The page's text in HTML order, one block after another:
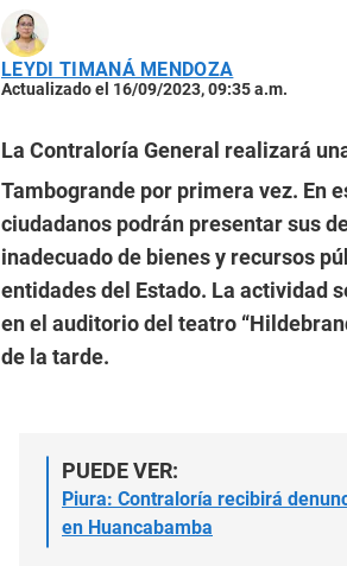
LEYDI TIMANÁ MENDOZA
Actualizado el 16/09/2023, 09:35 a.m.
La Contraloría General realizará
Tambogrande por primera vez. En
ciudadanos podrán presentar sus
inadecuado de bienes y recursos
entidades del Estado. La actividad
en el auditorio del teatro
de la tarde.
PUEDE VER:
Piura: Contraloría recibirá
en Huancabamba